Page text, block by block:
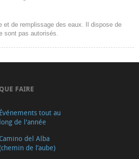
et de remplissage des eaux. Il dispose de
sont pas autorisés.
QUE FAIRE
Événements tout au
long de l'année
Camino del Alba
de l’aube)